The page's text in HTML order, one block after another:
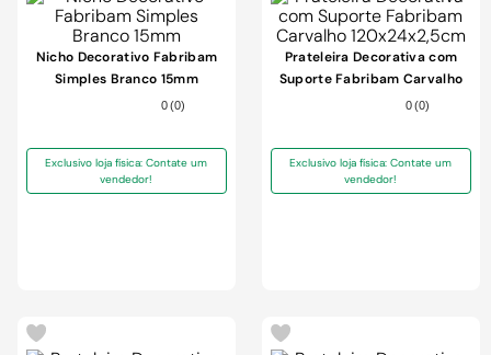
Nicho Decorativo Fabribam
Simples Branco 15mm
0 (0)
Exclusivo loja física: Contate um
vendedor!
Prateleira Decorativa com
Suporte Fabribam Carvalho
120x24x2,5cm
0 (0)
Exclusivo loja física: Contate um
vendedor!